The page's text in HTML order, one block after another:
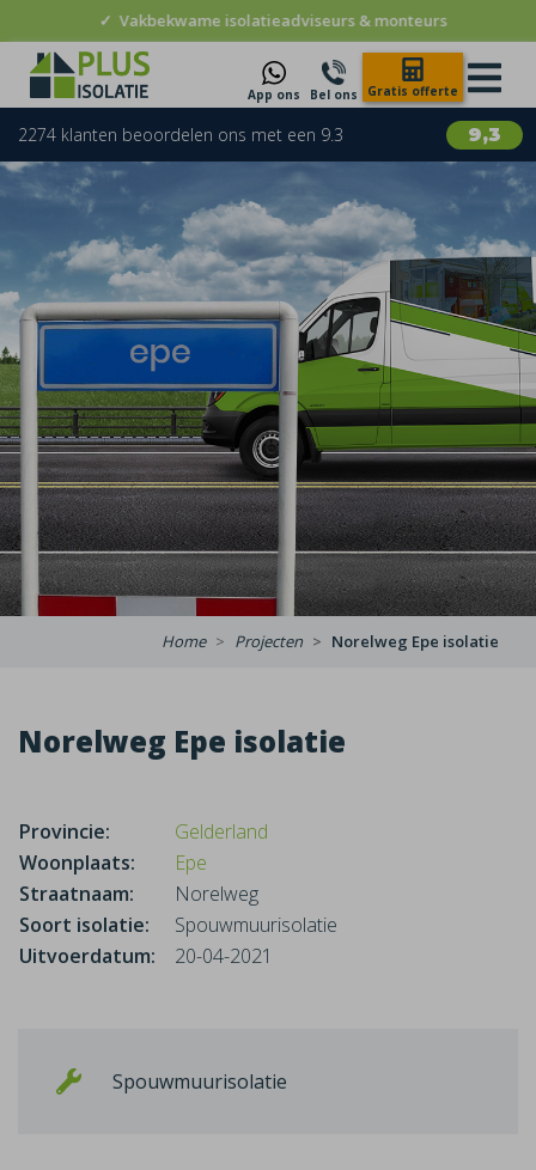
✓ Vakbekwame isolatieadviseurs & monteurs
App ons Bel ons Gratis offerte
9,3
2274 klanten beoordelen ons met een 9.3
Home Projecten Norelweg Epe isolatie
Norelweg Epe isolatie
Provincie:
Gelderland
Woonplaats:
Epe
Straatnaam:
Norelweg
Soort isolatie:
Spouwmuurisolatie
Uitvoerdatum:
20-04-2021
Spouwmuurisolatie